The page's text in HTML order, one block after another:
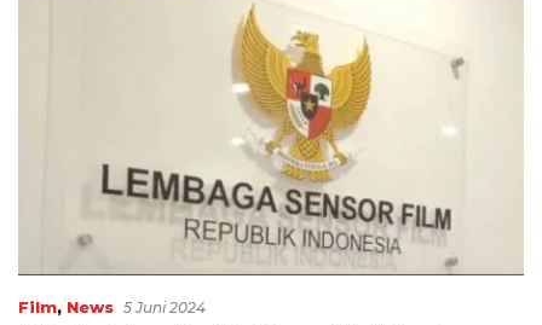
Film, News 5 Juni 2024